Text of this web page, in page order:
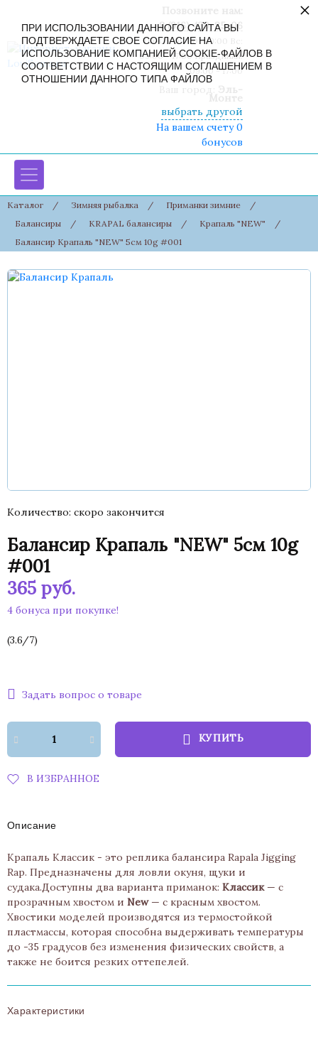
8 (916) 430-85-06
Пн-Сб: 09:00 - 19:00 Вс:
09:00 - 17:00 Праздники:
09:00 - 17:00
выбрать другой
На вашем счету 0
бонусов
Каталог / Зимняя рыбалка / Приманки зимние
/
Балансиры
/ KRAPAL балансиры / Крапаль "NEW"
/
Балансир Крапаль "NEW" 5см 10g #001
Количество скоро закончится
Балансир Крапаль "NEW" 5см 10g
#001
365 руб.
4 бонуса при покупке!
(3.6/7)
Задать вопрос о товаре
КУПИТЬ
В ИЗБРАННОЕ
Описание
Крапаль Классик - это реплика балансира Rapala Jigging
Rap. Предназначены для ловли окуня, щуки и
судака.Доступны два варианта приманок: Классик— с
прозрачным хвостом и New— с красным хвостом.
Хвостики моделей производятся из термостойкой
пластмассы, которая способна выдерживать температуры
до -35 градусов без изменения физических свойств, а
также не боится резких оттепелей.
Характеристики
ПРИ ИСПОЛЬЗОВАНИИ ДАННОГО САЙТА ВЫ
ПОДТВЕРЖДАЕТЕ СВОЕ СОГЛАСИЕ НА
ИСПОЛЬЗОВАНИЕ КОМПАНИЕЙ COOKIE-ФАЙЛОВ В
СООТВЕТСТВИИ С НАСТОЯЩИМ СОГЛАШЕНИЕМ В
ОТНОШЕНИИ ДАННОГО ТИПА ФАЙЛОВ
×